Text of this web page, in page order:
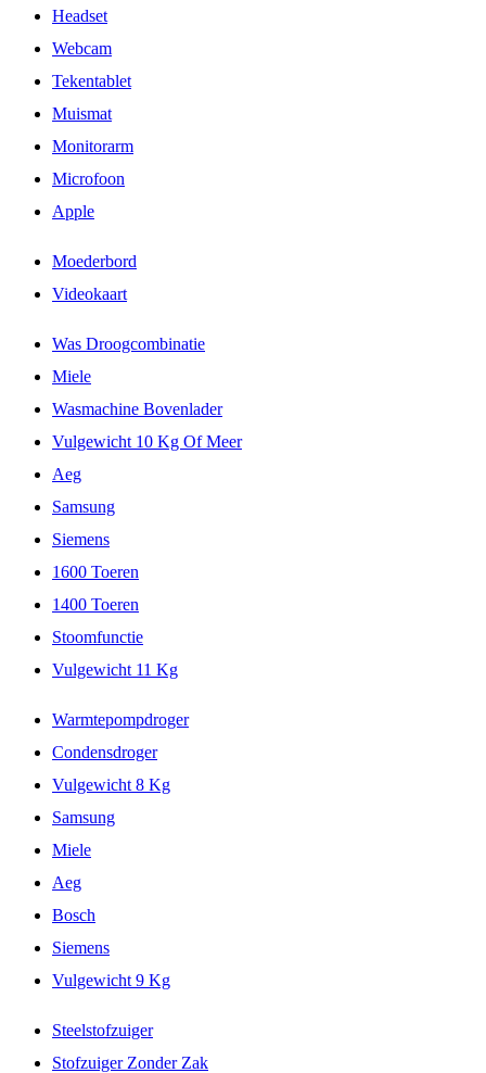
Headset
Webcam
Tekentablet
Muismat
Monitorarm
Microfoon
Apple
Moederbord
Videokaart
Was Droogcombinatie
Miele
Wasmachine Bovenlader
Vulgewicht 10 Kg Of Meer
Aeg
Samsung
Siemens
1600 Toeren
1400 Toeren
Stoomfunctie
Vulgewicht 11 Kg
Warmtepompdroger
Condensdroger
Vulgewicht 8 Kg
Samsung
Miele
Aeg
Bosch
Siemens
Vulgewicht 9 Kg
Steelstofzuiger
Stofzuiger Zonder Zak